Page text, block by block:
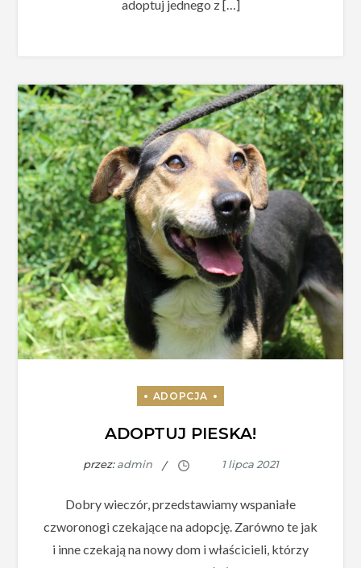
adoptuj jednego z […]
ADOPTUJ PIESKA!
przez:admin
Dobry wieczór, przedstawiamy wspaniałe
czworonogi czekające na adopcję. Zarówno te jak
i inne czekają na nowy dom i właścicieli, którzy